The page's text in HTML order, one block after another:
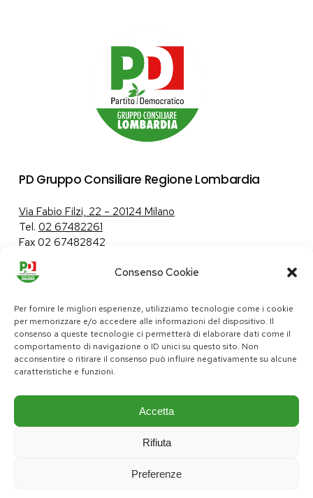
Consenso Cookie
Per fornire le migliori esperienze, utilizziamo tecnologie come i cookie
per memorizzare e/o accedere alle informazioni del dispositivo. Il
consenso a queste tecnologie ci permetterà di elaborare dati come il
comportamento di navigazione o ID unici su questo sito. Non
acconsentire o ritirare il consenso può influire negativamente su alcune
caratteristiche e funzioni.
Accetta
Rifiuta
Preferenze
PD Gruppo Consiliare Regione Lombardia
Via Fabio Filzi, 22 – 20124 Milano
Tel. 02 67482261
Fax 02 67482842
Tutela dei dati personali|Politica sui cookie
pd@consiglio.regione.lombardia.it
ufficiostampa.pd@consiglio.regione.lombardia.it
Pagine Facebook Gruppo Consiliare PD LombardiaPagina Messenger Gruppo Consiliare PD LombardiaPagina Instagram Gruppo PD LombardiaPagina Youtube Gruppo PD Lombardia